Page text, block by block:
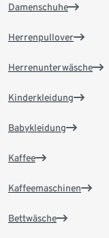
Damenschuhe
Herrenpullover
Herrenunterwäsche
Kinderkleidung
Babykleidung
Kaffee
Kaffeemaschinen
Bettwäsche